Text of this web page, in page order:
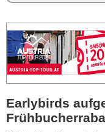
Earlybirds